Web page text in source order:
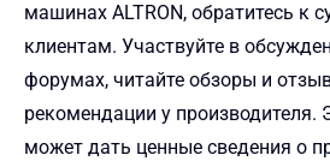
машинах ALTRON, обратитесь к
клиентам. Участвуйте в
форумах, читайте обзоры и
рекомендации у
может дать ценные сведения о